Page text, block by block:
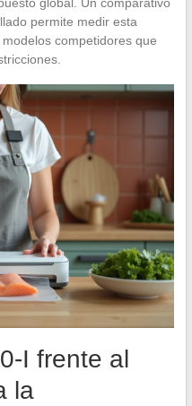
permite medir esta
competidores que
I frente al
la